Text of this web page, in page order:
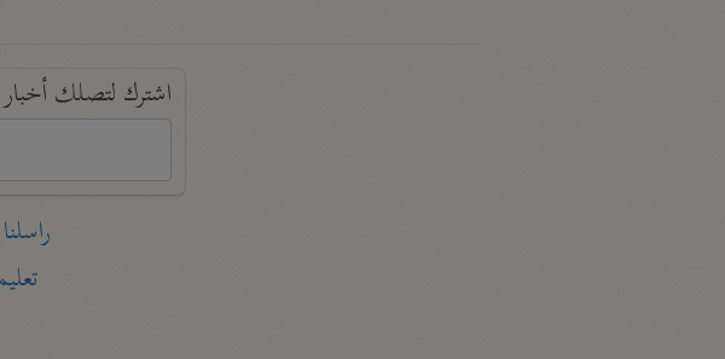
اشترك لتصلك أخبار
راسلنا